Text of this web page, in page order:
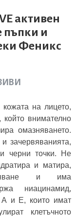
активен
пъпки и
Феникс
на лицето,
, който внимателно
омазняването.
зачервяванията,
черни точки. Не
и матира,
и има
ниацинамид,
А и Е, които имат
клетъчното